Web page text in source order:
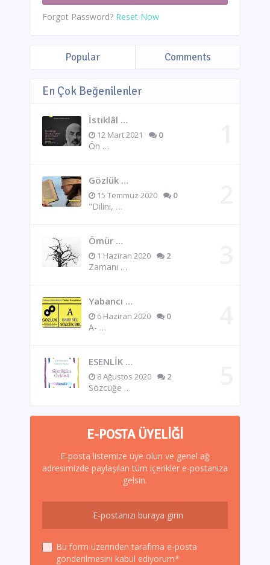
Forgot Password? Reset Now
Popular Comments
En Çok Beğenilenler
İstiklâl …
12 Mart 2021 0
Ön …
Gözlük …
15 Temmuz 2020 0
"Dilini, …
Ömür …
1 Haziran 2020 2
Zamanı …
Yabancı …
6 Haziran 2020 0
A- …
ESENLİK …
8 Ağustos 2020 2
Sözcüğe …
E-POSTA ÜYELIĞI
E-posta listemize üye olun ve genel ağ
adresimizde paylaşılan tüm içerikler e-postanıza
gelsin.
Bu form üzerinden tarafıma e-posta
gönderilmesini kabul ediyorum*